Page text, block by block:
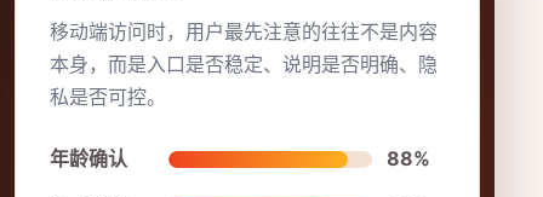
移动端访问时，用户最先注意的往往不是内容
本身，而是入口是否稳定、说明是否明确、隐
私是否可控。
年龄确认 88%